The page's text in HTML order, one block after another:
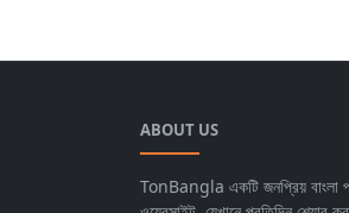
ABOUT US
TonBangla একটি জনপ্রিয় বাংলা